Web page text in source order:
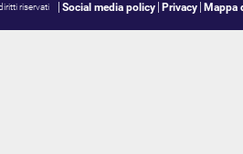
riservati Social media policy Privacy Mappa